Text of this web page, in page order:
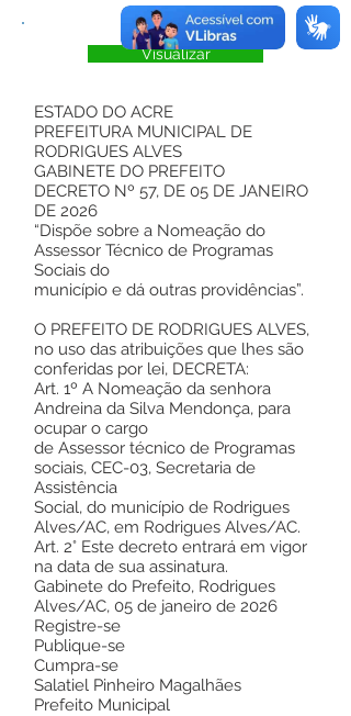
Visualizar
ESTADO DO ACRE
PREFEITURA MUNICIPAL DE
RODRIGUES ALVES
GABINETE DO PREFEITO
DECRETO Nº 57, DE 05 DE JANEIRO
DE 2026
“Dispõe sobre a Nomeação do
Assessor Técnico de Programas
Sociais do
município e dá outras providências”.
O PREFEITO DE RODRIGUES ALVES,
no uso das atribuições que lhes são
conferidas por lei, DECRETA:
Art. 1º A Nomeação da senhora
Andreina da Silva Mendonça, para
ocupar o cargo
de Assessor técnico de Programas
sociais, CEC-03, Secretaria de
Assistência
Social, do município de Rodrigues
Alves/AC, em Rodrigues Alves/AC.
Art. 2° Este decreto entrará em vigor
na data de sua assinatura.
Gabinete do Prefeito, Rodrigues
Alves/AC, 05 de janeiro de 2026
Registre-se
Publique-se
Cumpra-se
Salatiel Pinheiro Magalhães
Prefeito Municipal